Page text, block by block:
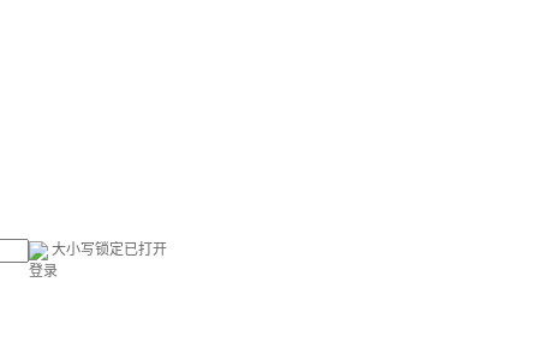
大小写锁定已打开
登录